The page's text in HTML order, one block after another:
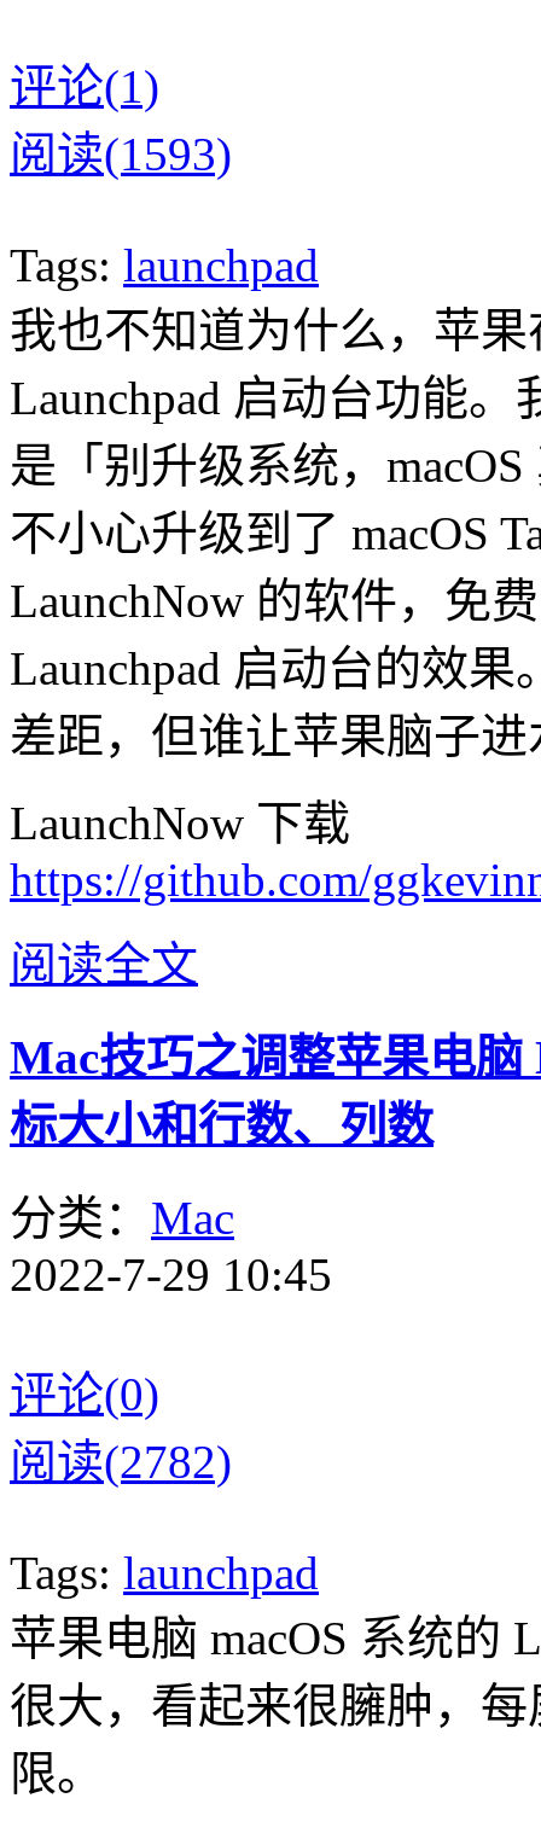
评论(1)
阅读(1593)
Tags: launchpad
我也不知道为什么，苹果
Launchpad 启动台功能
是「别升级系统，
不小心升级到了 macOS
LaunchNow 的软件，免
Launchpad 启动台的效
差距，但谁让苹果脑子进
LaunchNow 下载
https://github.com/
阅读全文
Mac技巧之调整苹果电
标大小和行数、列数
分类： Mac
2022-7-29 10:45
评论(0)
阅读(2782)
Tags: launchpad
苹果电脑 macOS 系统的
很大，看起来很臃肿，
限。